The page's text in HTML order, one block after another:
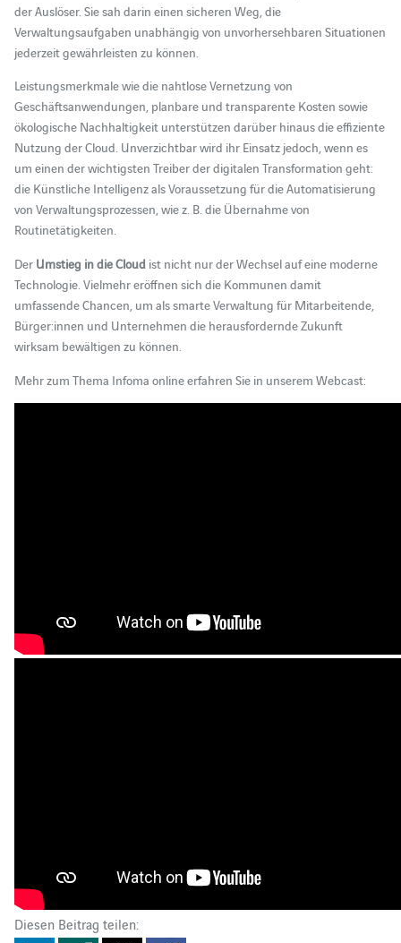
der Auslöser. Sie sah darin einen sicheren Weg, die
Verwaltungsaufgaben unabhängig von unvorhersehbaren Situationen
jederzeit gewährleisten zu können.
Leistungsmerkmale wie die nahtlose Vernetzung von
Geschäftsanwendungen, planbare und transparente Kosten sowie
ökologische Nachhaltigkeit unterstützen darüber hinaus die effiziente
Nutzung der Cloud. Unverzichtbar wird ihr Einsatz jedoch, wenn es
um einen der wichtigsten Treiber der digitalen Transformation geht:
die Künstliche Intelligenz als Voraussetzung für die Automatisierung
von Verwaltungsprozessen, wie z. B. die Übernahme von
Routinetätigkeiten.
Der Umstieg in die Cloud ist nicht nur der Wechsel auf eine moderne
Technologie. Vielmehr eröffnen sich die Kommunen damit
umfassende Chancen, um als smarte Verwaltung für Mitarbeitende,
Bürger:innen und Unternehmen die herausfordernde Zukunft
wirksam bewältigen zu können.
Mehr zum Thema Infoma online erfahren Sie in unserem Webcast:
Diesen Beitrag teilen: